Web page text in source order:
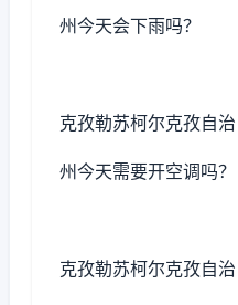
州今天会下雨吗？
克孜勒苏柯尔克孜自治
州今天需要开空调吗？
克孜勒苏柯尔克孜自治